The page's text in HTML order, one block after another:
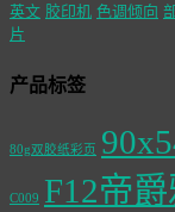
英文 胶印机 色调倾向
片
产品标签
80g双胶纸彩页
C009 F12帝